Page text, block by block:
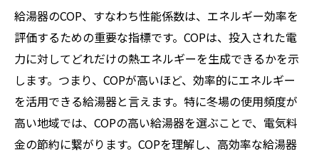
給湯器のCOP、すなわち性能係数は、エネルギー効率を
評価するための重要な指標です。COPは、投入された電
力に対してどれだけの熱エネルギーを生成できるかを示
します。つまり、COPが高いほど、効率的にエネルギー
を活用できる給湯器と言えます。特に冬場の使用頻度が
高い地域では、COPの高い給湯器を選ぶことで、電気料
金の節約に繋がります。COPを理解し、高効率な給湯器